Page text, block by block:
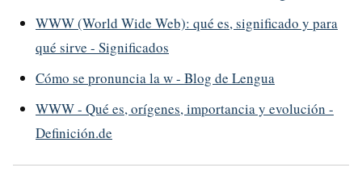
WWW (World Wide Web): qué es, significado y para
qué sirve - Significados
Cómo se pronuncia la w - Blog de Lengua
WWW - Qué es, orígenes, importancia y evolución -
Definición.de